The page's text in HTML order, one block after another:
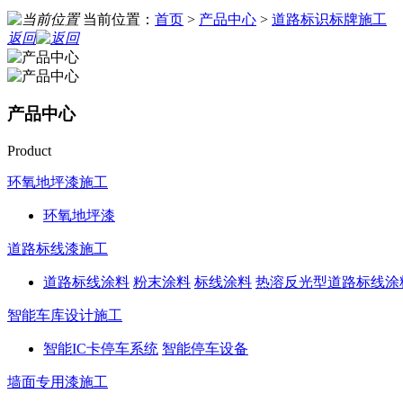
当前位置： 首页 > 产品中心 > 道路标识标牌施工
返回
产品中心
Product
环氧地坪漆施工
环氧地坪漆
道路标线漆施工
道路标线涂料 粉末涂料 标线涂料 热溶反光型道路标线涂
智能车库设计施工
智能IC卡停车系统 智能停车设备
墙面专用漆施工